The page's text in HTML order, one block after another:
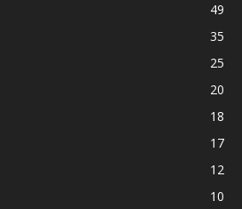
49
35
25
20
18
17
12
10